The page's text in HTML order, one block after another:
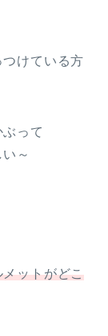
けている方
って
～
ットがどこ